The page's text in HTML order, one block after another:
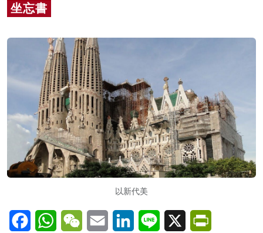
名家榜
關於我們
坐忘書
以新代美
FacebookWhatsAppWeChatEmail LinkedInLine X